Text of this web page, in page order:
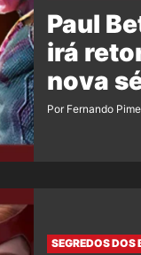
Paul
irá
nova
Por Fernando
SEGREDOS DOS